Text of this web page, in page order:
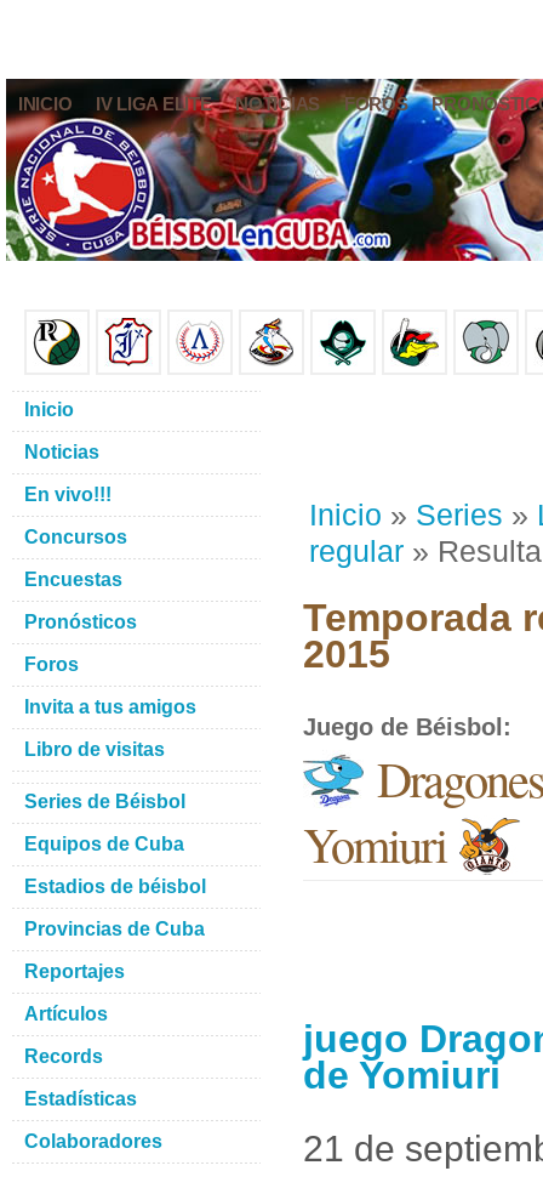
INICIO IV LIGA ELITE NOTICIAS FOROS
Inicio » Series »
regular »
Temporada
2015
Juego de Béisbol :
Yomiuri
juego
de Yomiuri
21 de
Inicio
Noticias
En vivo!!!
Concursos
Encuestas
Pronósticos
Foros
Invita a tus amigos
Libro de visitas
Series de Béisbol
Equipos de Cuba
Estadios de béisbol
Provincias de Cuba
Reportajes
Artículos
Records
Estadísticas
Colaboradores